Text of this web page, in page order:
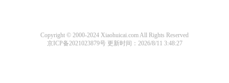
Copyright © 2000-2024 Xiaohuicai.com All Rights Reserved
京ICP备2021023879号更新时间：2026/8/11 3:48:27